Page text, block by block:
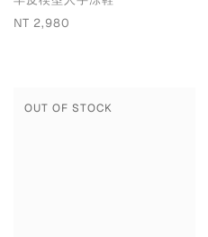
NT 2,980
OUT OF STOCK